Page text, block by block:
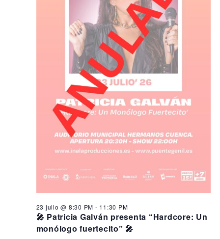
🎤 Patricia Galván presenta “Hardcore: Un
monólogo fuertecito” 🎤
23 julio @ 8:30 PM - 11:30 PM